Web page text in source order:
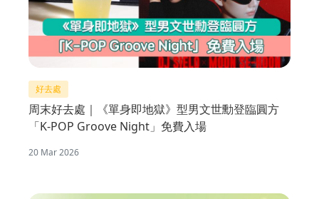
好去處
周末好去處｜《單身即地獄》型男文世勳登臨圓方
「K-POP Groove Night」免費入場
20 Mar 2026